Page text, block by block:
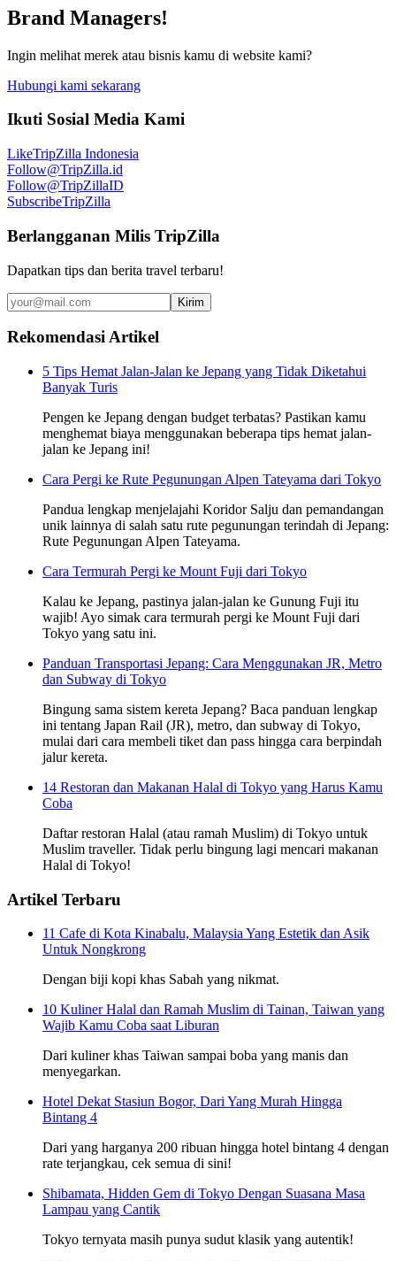
Brand Managers!
Ingin melihat merek atau bisnis kamu di website kami?
Hubungi kami sekarang
Ikuti Sosial Media Kami
LikeTripZilla Indonesia
Follow@TripZilla.id
Follow@TripZillaID
SubscribeTripZilla
Berlangganan Milis TripZilla
Dapatkan tips dan berita travel terbaru!
Kirim
Rekomendasi Artikel
5 Tips Hemat Jalan-Jalan ke Jepang yang Tidak Diketahui
Banyak Turis
Pengen ke Jepang dengan budget terbatas? Pastikan kamu
menghemat biaya menggunakan beberapa tips hemat jalan-
jalan ke Jepang ini!
Cara Pergi ke Rute Pegunungan Alpen Tateyama dari Tokyo
Pandua lengkap menjelajahi Koridor Salju dan pemandangan
unik lainnya di salah satu rute pegunungan terindah di Jepang:
Rute Pegunungan Alpen Tateyama.
Cara Termurah Pergi ke Mount Fuji dari Tokyo
Kalau ke Jepang, pastinya jalan-jalan ke Gunung Fuji itu
wajib! Ayo simak cara termurah pergi ke Mount Fuji dari
Tokyo yang satu ini.
Panduan Transportasi Jepang: Cara Menggunakan JR, Metro
dan Subway di Tokyo
Bingung sama sistem kereta Jepang? Baca panduan lengkap
ini tentang Japan Rail (JR), metro, dan subway di Tokyo,
mulai dari cara membeli tiket dan pass hingga cara berpindah
jalur kereta.
14 Restoran dan Makanan Halal di Tokyo yang Harus Kamu
Coba
Daftar restoran Halal (atau ramah Muslim) di Tokyo untuk
Muslim traveller. Tidak perlu bingung lagi mencari makanan
Halal di Tokyo!
Artikel Terbaru
11 Cafe di Kota Kinabalu, Malaysia Yang Estetik dan Asik
Untuk Nongkrong
Dengan biji kopi khas Sabah yang nikmat.
10 Kuliner Halal dan Ramah Muslim di Tainan, Taiwan yang
Wajib Kamu Coba saat Liburan
Dari kuliner khas Taiwan sampai boba yang manis dan
menyegarkan.
Hotel Dekat Stasiun Bogor, Dari Yang Murah Hingga
Bintang 4
Dari yang harganya 200 ribuan hingga hotel bintang 4 dengan
rate terjangkau, cek semua di sini!
Shibamata, Hidden Gem di Tokyo Dengan Suasana Masa
Lampau yang Cantik
Tokyo ternyata masih punya sudut klasik yang autentik!